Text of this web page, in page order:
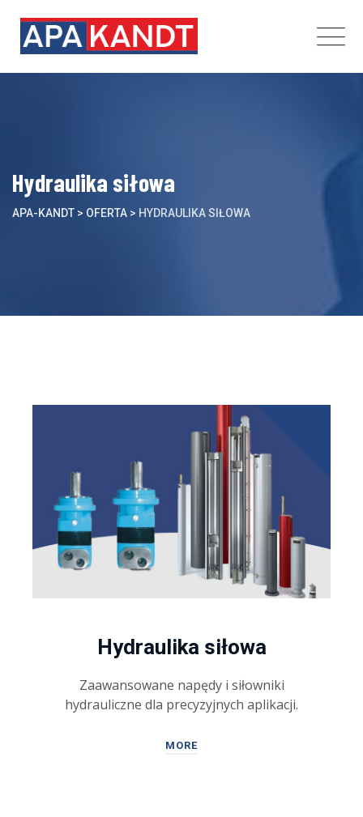
content
Hydraulika siłowa
APA-KANDT > OFERTA > HYDRAULIKA SIŁOWA
Hydraulika siłowa
Zaawansowane napędy i siłowniki
hydrauliczne dla precyzyjnych aplikacji.
MORE